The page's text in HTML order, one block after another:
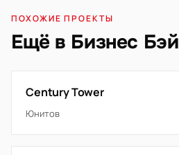
ПОХОЖИЕ ПРОЕКТЫ
Ещё в Бизнес Бэй
Century Tower
Юнитов